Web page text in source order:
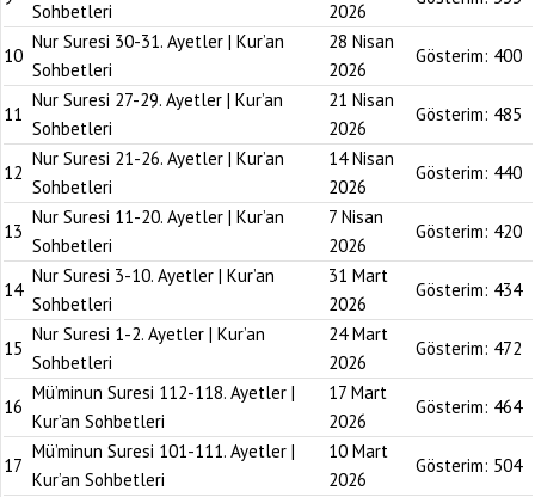
Sohbetleri
2026
10
Nur Suresi 30-31. Ayetler | Kur’an
Sohbetleri
28 Nisan
2026
Gösterim: 400
11
Nur Suresi 27-29. Ayetler | Kur’an
Sohbetleri
21 Nisan
2026
Gösterim: 485
12
Nur Suresi 21-26. Ayetler | Kur’an
Sohbetleri
14 Nisan
2026
Gösterim: 440
13
Nur Suresi 11-20. Ayetler | Kur’an
Sohbetleri
7 Nisan
2026
Gösterim: 420
14
Nur Suresi 3-10. Ayetler | Kur’an
Sohbetleri
31 Mart
2026
Gösterim: 434
15
Nur Suresi 1-2. Ayetler | Kur’an
Sohbetleri
24 Mart
2026
Gösterim: 472
16
Mü’minun Suresi 112-118. Ayetler |
Kur’an Sohbetleri
17 Mart
2026
Gösterim: 464
17
Mü’minun Suresi 101-111. Ayetler |
Kur’an Sohbetleri
10 Mart
2026
Gösterim: 504